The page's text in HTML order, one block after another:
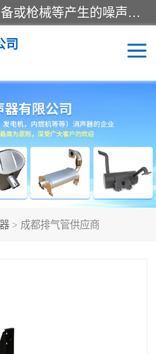
消音器主要用于降低机械设备或枪械等产生的噪声。它通过阻尼或增加排气面积来降低排气速度和功率，从而降低噪声。常见的消音器类型包括阻性消声器、抗性消声器、共振消声器以及阻抗复合式消声器等。这些消音器各有特点，适用于不同频率的噪声消除。
司
> 成都排气管供应商